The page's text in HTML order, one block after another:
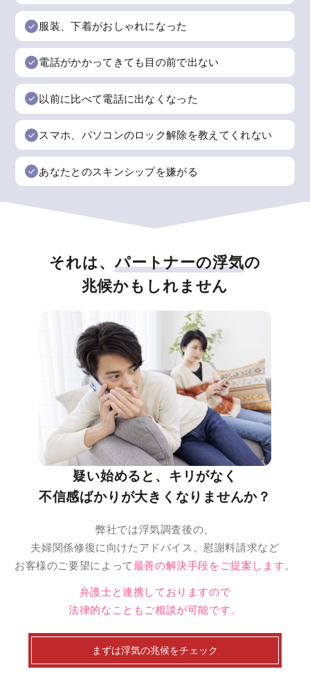
服装、下着がおしゃれになった
電話がかかってきても目の前で出ない
以前に比べて電話に出なくなった
スマホ、パソコンのロック解除を教えてくれない
あなたとのスキンシップを嫌がる
それは、パートナーの浮気の
兆候かもしれません
疑い始めると、キリがなく
不信感ばかりが大きくなりませんか？
弊社では浮気調査後の、
夫婦関係修復に向けたアドバイス、慰謝料請求など
お客様のご要望によって最善の解決手段をご提案します。
弁護士と連携しておりますので
法律的なこともご相談が可能です。
まずは浮気の兆候をチェック